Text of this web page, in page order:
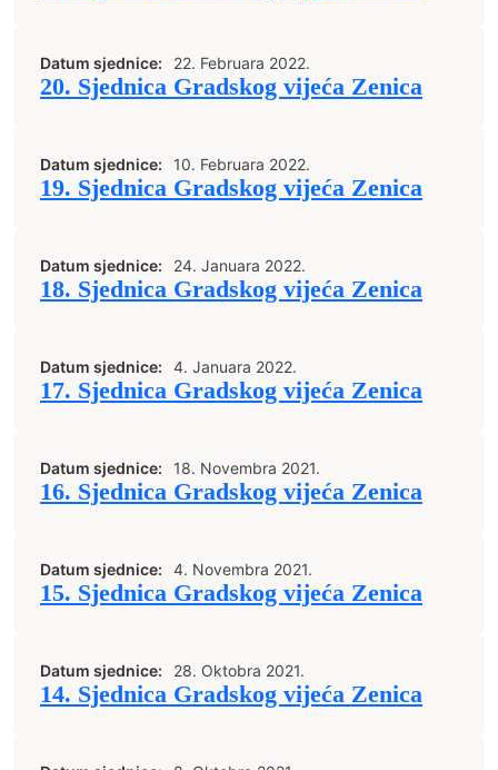
Datum sjednice: 22. Februara 2022.
20. Sjednica Gradskog vijeća Zenica
Datum sjednice: 10. Februara 2022.
19. Sjednica Gradskog vijeća Zenica
Datum sjednice: 24. Januara 2022.
18. Sjednica Gradskog vijeća Zenica
Datum sjednice: 4. Januara 2022.
17. Sjednica Gradskog vijeća Zenica
Datum sjednice: 18. Novembra 2021.
16. Sjednica Gradskog vijeća Zenica
Datum sjednice: 4. Novembra 2021.
15. Sjednica Gradskog vijeća Zenica
Datum sjednice: 28. Oktobra 2021.
14. Sjednica Gradskog vijeća Zenica